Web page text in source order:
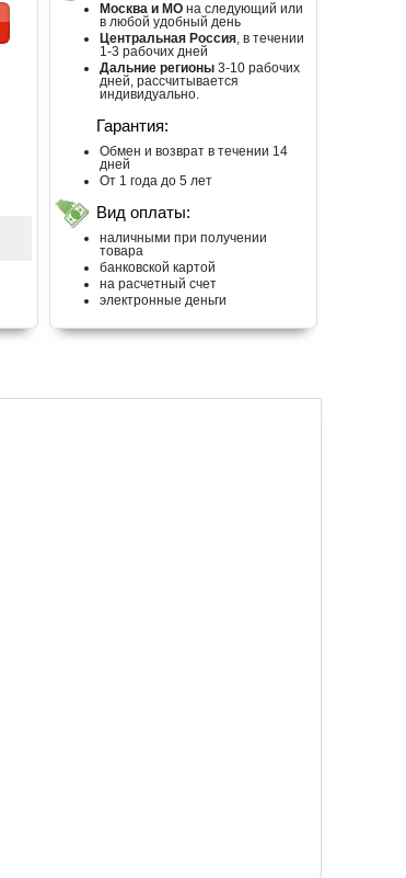
Москва и МО на следующий или
в любой удобный день
Центральная Россия, в течении
1-3 рабочих дней
Дальние регионы 3-10 рабочих
дней, рассчитывается
индивидуально.
Гарантия:
Обмен и возврат в течении 14
дней
От 1 года до 5 лет
Вид оплаты:
наличными при получении
товара
банковской картой
на расчетный счет
электронные деньги